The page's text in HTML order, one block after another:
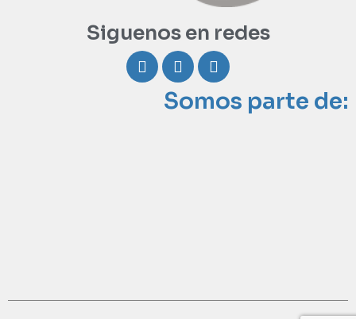
Siguenos en redes
Somos parte de: